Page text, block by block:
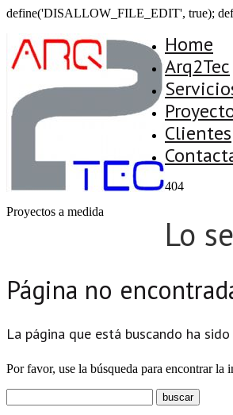
define('DISALLOW_FILE_EDIT', true);
Proyectos a medida
Home
Arq2Tec
Clientes
404
Lo
Página no
La página que está buscando ha
Por favor, use la búsqueda para encontrar la